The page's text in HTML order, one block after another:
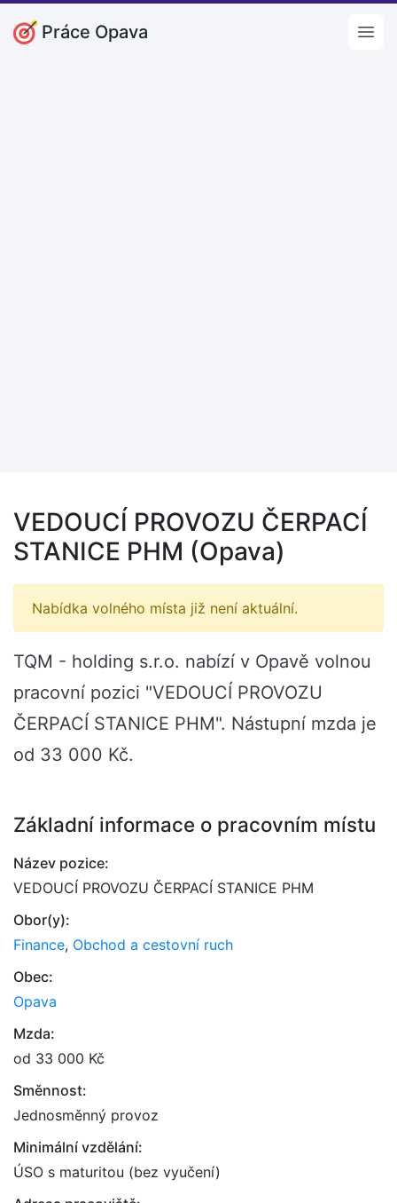
Práce Opava
VEDOUCÍ PROVOZU ČERPACÍ
STANICE PHM (Opava)
Nabídka volného místa již není aktuální.
TQM - holding s.r.o. nabízí v Opavě volnou
pracovní pozici "VEDOUCÍ PROVOZU
ČERPACÍ STANICE PHM". Nástupní mzda je
od 33 000 Kč.
Základní informace o pracovním místu
Název pozice:
VEDOUCÍ PROVOZU ČERPACÍ STANICE PHM
Obor(y):
Finance, Obchod a cestovní ruch
Obec:
Opava
Mzda:
od 33 000 Kč
Směnnost:
Jednosměnný provoz
Minimální vzdělání:
ÚSO s maturitou (bez vyučení)